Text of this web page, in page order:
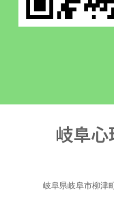
岐阜
岐阜県岐阜市柳津